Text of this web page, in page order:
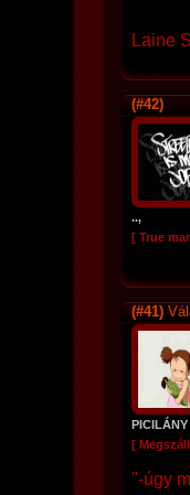
Laine
(#42)
..,
[ True
(#41)
PICILÁNY
[
"-úgy